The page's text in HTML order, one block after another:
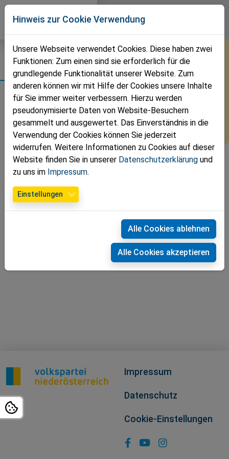
Direkt zur Hauptnavigation springen
Direkt zum Inhalt springen
Termine
Es gibt keine Veranstaltungen in der aktuellen Ansicht.
Impressum
Datenschutz
Cookie-Einstellungen
Hinweis zur Cookie Verwendung
Unsere Webseite verwendet Cookies. Diese haben zwei
Funktionen: Zum einen sind sie erforderlich für die
grundlegende Funktionalität unserer Website. Zum
anderen können wir mit Hilfe der Cookies unsere Inhalte
für Sie immer weiter verbessern. Hierzu werden
pseudonymisierte Daten von Website-Besuchern
gesammelt und ausgewertet. Das Einverständnis in die
Verwendung der Cookies können Sie jederzeit
widerrufen. Weitere Informationen zu Cookies auf dieser
Website finden Sie in unserer Datenschutzerklärung und
zu uns im Impressum.
Einstellungen
Alle Cookies ablehnen
Alle Cookies akzeptieren